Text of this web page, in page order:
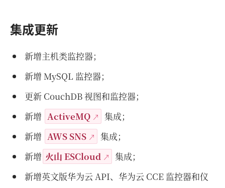
集成更新
新增主机类监控器；
新增 MySQL 监控器；
更新 CouchDB 视图和监控器；
新增 ActiveMQ
集成；
新增 AWS SNS
集成；
新增 火山 ESCloud
集成；
新增英文版华为云 API、华为云 CCE 监控器和仪